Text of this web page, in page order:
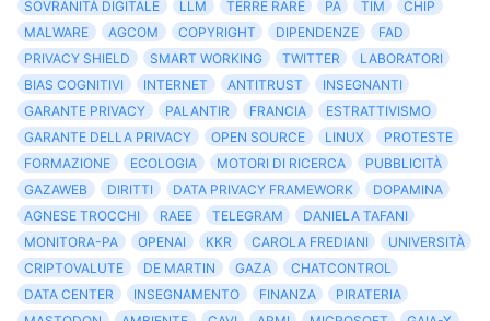
SOVRANITÀ DIGITALE LLM TERRE RARE PA TIM
CHIP
MALWARE
AGCOM COPYRIGHT DIPENDENZE
FAD
PRIVACY SHIELD
SMART WORKING TWITTER
LABORATORI
BIAS COGNITIVI
INTERNET ANTITRUST
INSEGNANTI
GARANTE PRIVACY
PALANTIR FRANCIA
ESTRATTIVISMO
GARANTE DELLA PRIVACY
OPEN SOURCE LINUX
PROTESTE
FORMAZIONE
ECOLOGIA MOTORI DI RICERCA
PUBBLICITÀ
GAZAWEB
DIRITTI DATA PRIVACY FRAMEWORK
DOPAMINA
AGNESE TROCCHI
RAEE TELEGRAM
DANIELA TAFANI
MONITORA-PA
OPENAI KKR CAROLA FREDIANI
UNIVERSITÀ
CRIPTOVALUTE
DE MARTIN GAZA
CHATCONTROL
DATA CENTER
INSEGNAMENTO FINANZA
PIRATERIA